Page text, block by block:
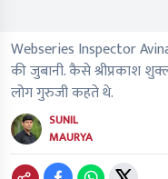
Webseries Inspector
की जुबानी. कैसे श्रीप्रकाश
लोग गुरुजी कहते थे.
SUNIL
MAURYA